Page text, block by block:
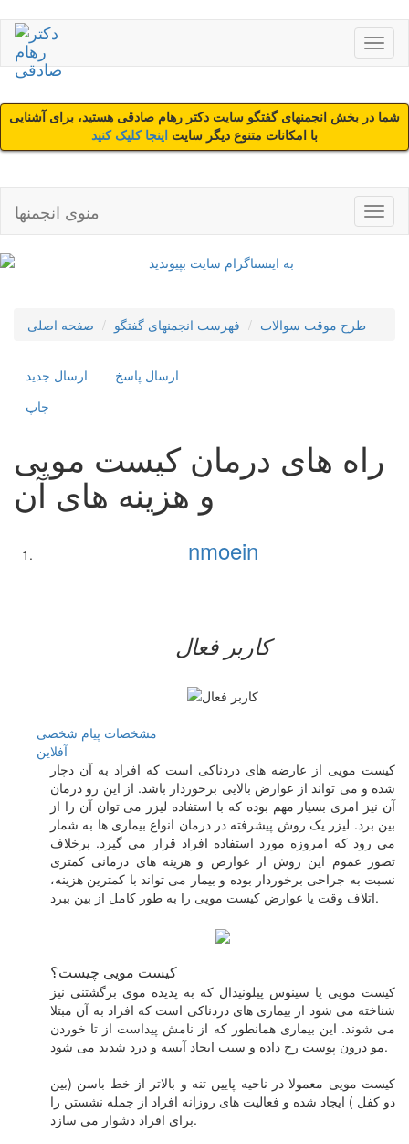
شما در بخش انجمنهای گفتگو سایت دکتر رهام صادقی هستید، برای آشنایی
با امکانات متنوع دیگر سایت اینجا کلیک کنید
منوی انجمنها
صفحه اصلی فهرست انجمنهای گفتگو طرح موقت سوالات
ارسال جديد
ارسال پاسخ
چاپ
راه های درمان کیست مویی
و هزینه های آن
nmoein
کاربر فعال
مشخصات پیام شخصی
آفلاين
کیست مویی از عارضه های دردناکی است که افراد به آن دچار
شده و می تواند از عوارض بالایی برخوردار باشد. از این رو درمان
آن نیز امری بسیار مهم بوده که با استفاده لیزر می توان آن را از
بین برد. لیزر یک روش پیشرفته در درمان انواع بیماری ها به شمار
می رود که امروزه مورد استفاده افراد قرار می گیرد. برخلاف
تصور عموم این روش از عوارض و هزینه های درمانی کمتری
نسبت به جراحی برخوردار بوده و بیمار می تواند با کمترین هزینه،
اتلاف وقت یا عوارض کیست مویی را به طور کامل از بین ببرد.
کیست مویی چیست؟
کیست مویی یا سینوس پیلونیدال که به پدیده موی برگشتنی نیز
شناخته می شود از بیماری های دردناکی است که افراد به آن مبتلا
می شوند. این بیماری همانطور که از نامش پیداست از تا خوردن
مو درون پوست رخ داده و سبب ایجاد آبسه و درد شدید می شود.
کیست مویی معمولا در ناحیه پایین تنه و بالاتر از خط باسن (بین
دو کفل ) ایجاد شده و فعالیت های روزانه افراد از جمله نشستن را
برای افراد دشوار می سازد.